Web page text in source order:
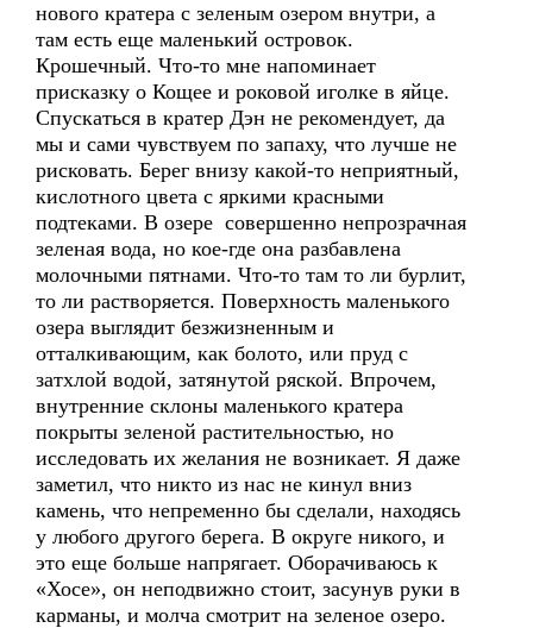
нового кратера с зеленым озером внутри, а
там есть еще маленький островок.
Крошечный. Что-то мне напоминает
присказку о Кощее и роковой иголке в яйце.
Спускаться в кратер Дэн не рекомендует, да
мы и сами чувствуем по запаху, что лучше не
рисковать. Берег внизу какой-то неприятный,
кислотного цвета с яркими красными
подтеками. В озере совершенно непрозрачная
зеленая вода, но кое-где она разбавлена
молочными пятнами. Что-то там то ли бурлит,
то ли растворяется. Поверхность маленького
озера выглядит безжизненным и
отталкивающим, как болото, или пруд с
затхлой водой, затянутой ряской. Впрочем,
внутренние склоны маленького кратера
покрыты зеленой растительностью, но
исследовать их желания не возникает. Я даже
заметил, что никто из нас не кинул вниз
камень, что непременно бы сделали, находясь
у любого другого берега. В округе никого, и
это еще больше напрягает. Оборачиваюсь к
«Хосе», он неподвижно стоит, засунув руки в
карманы, и молча смотрит на зеленое озеро.